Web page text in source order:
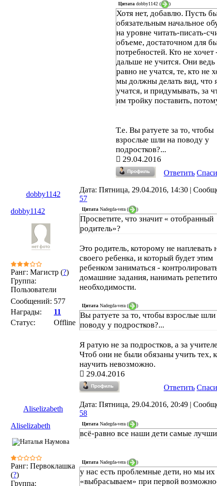
Цитата dobby1142 ( )
Хотя нет, добавлю. Пусть
обязательным начальное
на уровне читать-писать-
объеме, достаточном для
потребностей. Кто не хочет
дальше не учится. Они ведь
равно не учатся, те, кто не
мы должны делать вид, что
учатся, и придумывать, за
им тройку поставить,
нужны эти индивидуумы
год в школе. И пусть после
начального звена можно
отчислять из школы тех,
учится или не дает учиться
другим. Вот тогда было бы
образование.
Т.е. Вы ратуете за то, чтобы
взрослые шли на поводу у
подростков?...
29.04.2016
Ответить
dobby1142
Дата: Пятница, 29.04.2016, 14:30 |
57
dobby1142
Ранг: Магистр (?)
Группа:
Пользователи
Сообщений: 577
Награды:
11
Статус:
Offline
Цитата Nadegda-vera ( )
Просветите, что значит « отобранный
родитель»?
Это родитель, которому не наплевать
своего ребенка, и который будет этим
ребенком заниматься -
домашние задания, нанимать
необходимости.
Цитата Nadegda-vera ( )
Вы ратуете за то, чтобы взрослые шли
поводу у подростков?...
Я ратую не за подростков, а за
Чтоб они не были обязаны учить тех,
научить невозможно.
29.04.2016
Ответить
Aliselizabeth
Дата: Пятница, 29.04.2016, 20:49 |
58
Aliselizabeth
Ранг: Первоклашка
(?)
Группа:
Цитата Nadegda-vera ( )
всё-равно все наши дети самые
Цитата Nadegda-vera ( )
у нас есть проблемные дети, но мы их
«выбрасываем» при первой